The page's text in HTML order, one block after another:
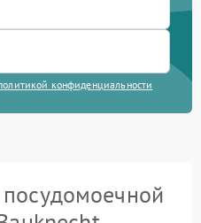
конфиденциальности